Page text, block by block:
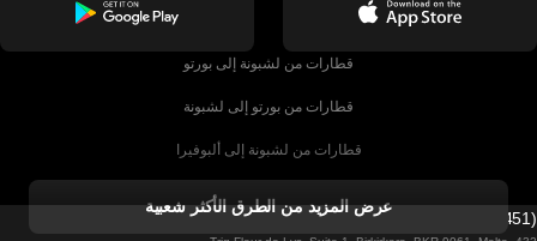
قطارات من لشبونة إلى بورتو
قطارات من بورتو إلى لشبونة
قطارات من لشبونة إلى ألبوفيرا
قطارات من ألبوفيرا إلى لشبونة
قطارات من لشبونة إلى لاغوس
عرض المزيد من الطرق الأكثر شعبية
Firebird GT Limited (OC 1451)